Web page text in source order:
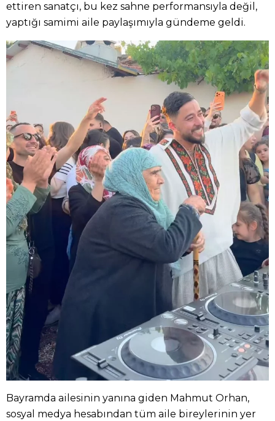
ettiren sanatçı, bu kez sahne performansıyla değil,
yaptığı samimi aile paylaşımıyla gündeme geldi.
Bayramda ailesinin yanına giden Mahmut Orhan,
sosyal medya hesabından tüm aile bireylerinin yer